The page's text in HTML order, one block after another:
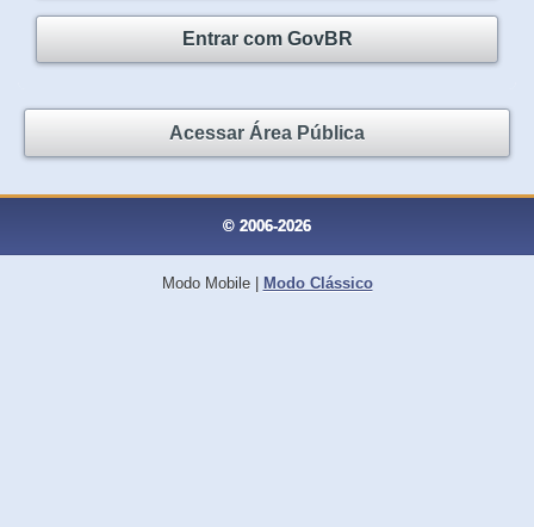
Entrar com GovBR
Acessar Área Pública
© 2006-2026
Modo Mobile| Modo Clássico